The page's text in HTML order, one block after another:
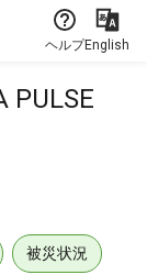
ヘルプEnglish
PULSE
被災状況